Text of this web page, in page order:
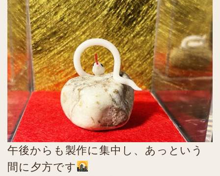
午後からも製作に集中し、あっという
間に夕方です